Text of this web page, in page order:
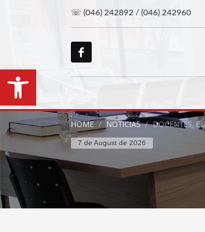
Open toolbar
☏ (046) 242892 / (046) 242960
HOME NOTICIAS DOCENTES,
7 de August de 2026